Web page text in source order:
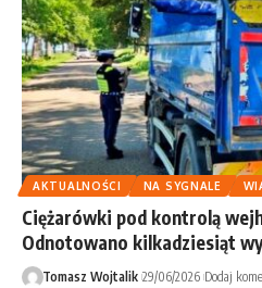
AKTUALNOŚCI
NA SYGNALE
Ciężarówki pod kontrolą
Odnotowano kilkadziesiąt
Tomasz Wojtalik 29/06/2026 Dodaj